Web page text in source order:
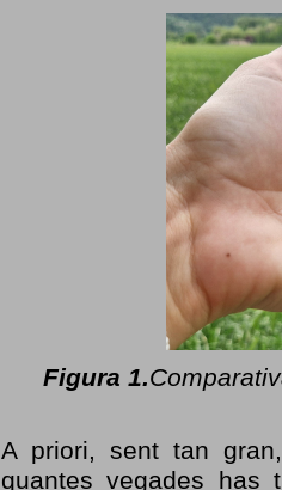
Figura 1.
A priori, sent tan
quantes vegades has